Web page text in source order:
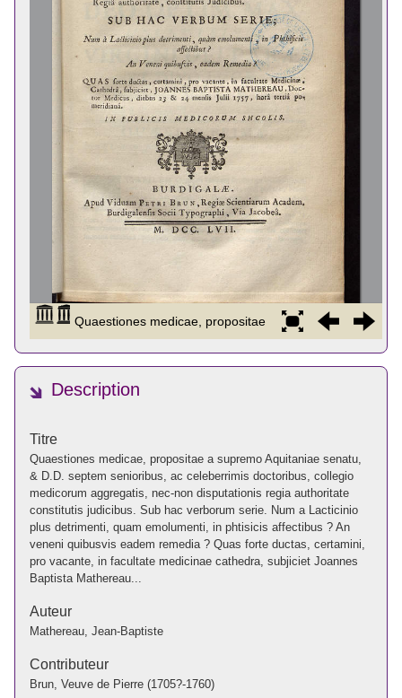
Description
Titre
Quaestiones medicae, propositae a supremo Aquitaniae senatu,
& D.D. septem senioribus, ac celeberrimis doctoribus, collegio
medicorum aggregatis, nec-non disputationis regia authoritate
constitutis judicibus. Sub hac verborum serie. Num a Lacticinio
plus detrimenti, quam emolumenti, in phtisicis affectibus ? An
veneni quibusvis eadem remedia ? Quas forte ductas, certamini,
pro vacante, in facultate medicinae cathedra, subjiciet Joannes
Baptista Mathereau...
Auteur
Mathereau, Jean-Baptiste
Contributeur
Brun, Veuve de Pierre (1705?-1760)